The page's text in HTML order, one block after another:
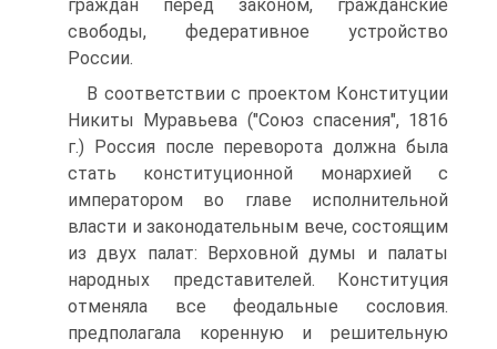
граждан перед законом, гражданские
свободы, федеративное устройство
России.
В соответствии с проектом Конституции
Никиты Муравьева ("Союз спасения", 1816
г.) Россия после переворота должна была
стать конституционной монархией с
императором во главе исполнительной
власти и законодательным вече, состоящим
из двух палат: Верховной думы и палаты
народных представителей. Конституция
отменяла все феодальные сословия.
предполагала коренную и решительную